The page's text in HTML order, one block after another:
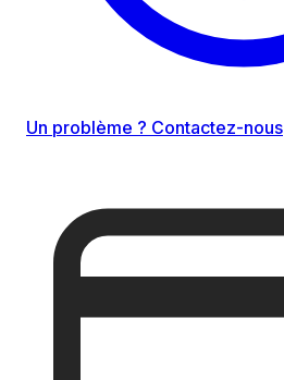
Un problème ? Contactez-nous